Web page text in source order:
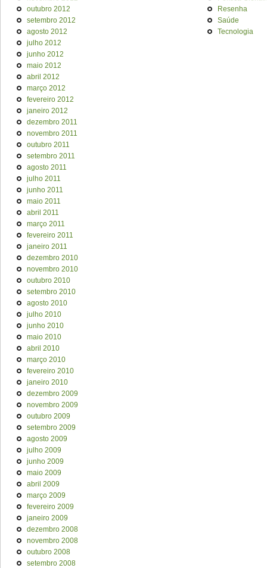
outubro 2012
setembro 2012
agosto 2012
julho 2012
junho 2012
maio 2012
abril 2012
março 2012
fevereiro 2012
janeiro 2012
dezembro 2011
novembro 2011
outubro 2011
setembro 2011
agosto 2011
julho 2011
junho 2011
maio 2011
abril 2011
março 2011
fevereiro 2011
janeiro 2011
dezembro 2010
novembro 2010
outubro 2010
setembro 2010
agosto 2010
julho 2010
junho 2010
maio 2010
abril 2010
março 2010
fevereiro 2010
janeiro 2010
dezembro 2009
novembro 2009
outubro 2009
setembro 2009
agosto 2009
julho 2009
junho 2009
maio 2009
abril 2009
março 2009
fevereiro 2009
janeiro 2009
dezembro 2008
novembro 2008
outubro 2008
setembro 2008
Resenha
Saúde
Tecnologia